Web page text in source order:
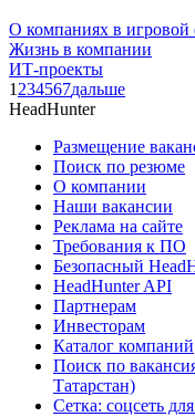
О компаниях в игровой
Жизнь в компании
ИТ-проекты
1 234567дальше
HeadHunter
Размещение
Поиск по резюме
О компании
Наши вакансии
Реклама на сайте
Требования к ПО
Безопасный
HeadHunter API
Партнерам
Инвесторам
Каталог компаний
Поиск по
Татарстан)
Сетка: соцсеть